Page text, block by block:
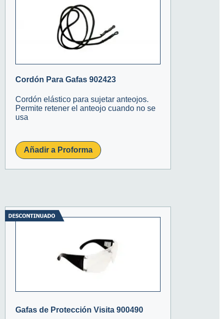
Cordón Para Gafas 902423
Cordón elástico para sujetar anteojos.
Permite retener el anteojo cuando no se
usa
Añadir a Proforma
Gafas de Protección Visita 900490